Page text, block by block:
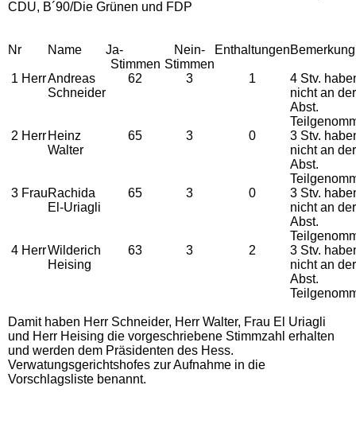
CDU, B´90/Die Grünen und FDP
Nr Name
Ja-
Stimmen
Nein-
Stimmen
EnthaltungenBemerkung
1 HerrAndreas
Schneider
62 3 1
4 Stv.
nicht an der
Abst.
2 Herr Heinz
Walter
65 3 0
3 Stv.
nicht an der
Abst.
3 FrauRachida
El-Uriagli
65 3 0
3 Stv.
nicht an der
Abst.
4 HerrWilderich
Heising
63 3 2
3 Stv.
nicht an der
Abst.
Damit haben Herr Schneider, Herr Walter, Frau El Uriagli
und Herr Heising die vorgeschriebene Stimmzahl erhalten
und werden dem Präsidenten des Hess.
Verwatungsgerichtshofes zur Aufnahme in die
Vorschlagsliste benannt.